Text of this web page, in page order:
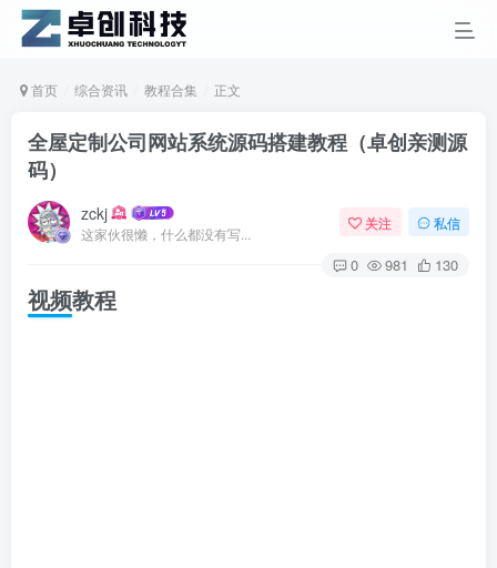
首页 综合资讯 教程合集 正文
全屋定制公司网站系统源码搭建教程（卓创亲测源
码）
zckj
这家伙很懒，什么都没有写...
关注 私信
0 981 130
视频教程